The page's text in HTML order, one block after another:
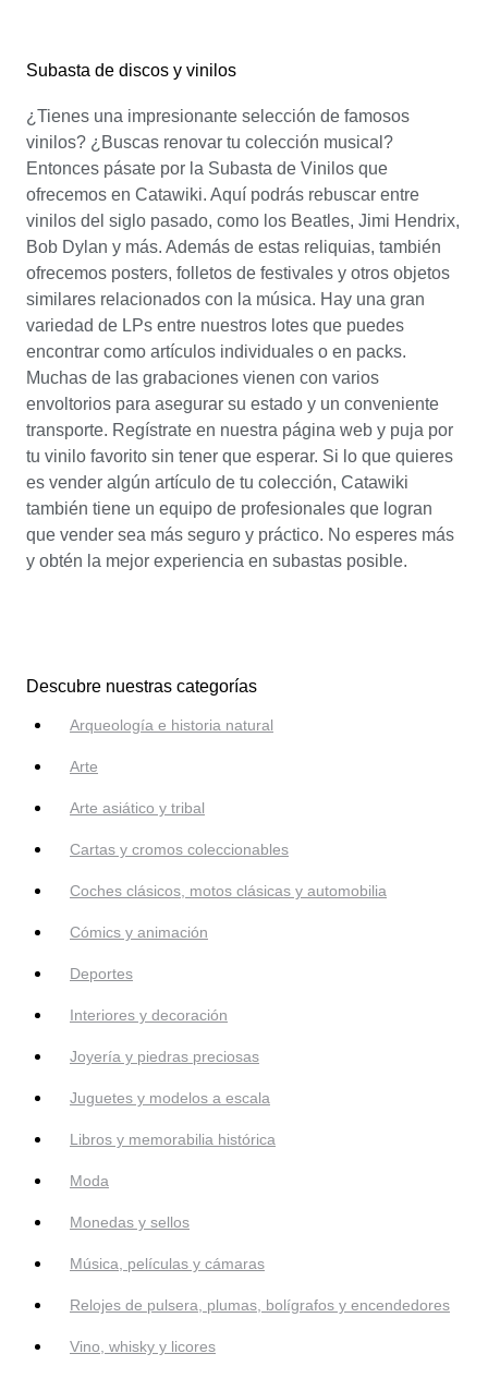
Subasta de discos y vinilos
¿Tienes una impresionante selección de famosos
vinilos? ¿Buscas renovar tu colección musical?
Entonces pásate por la Subasta de Vinilos que
ofrecemos en Catawiki. Aquí podrás rebuscar entre
vinilos del siglo pasado, como los Beatles, Jimi Hendrix,
Bob Dylan y más. Además de estas reliquias, también
ofrecemos posters, folletos de festivales y otros objetos
similares relacionados con la música. Hay una gran
variedad de LPs entre nuestros lotes que puedes
encontrar como artículos individuales o en packs.
Muchas de las grabaciones vienen con varios
envoltorios para asegurar su estado y un conveniente
transporte. Regístrate en nuestra página web y puja por
tu vinilo favorito sin tener que esperar. Si lo que quieres
es vender algún artículo de tu colección, Catawiki
también tiene un equipo de profesionales que logran
que vender sea más seguro y práctico. No esperes más
y obtén la mejor experiencia en subastas posible.
Descubre nuestras categorías
Arqueología e historia natural
Arte
Arte asiático y tribal
Cartas y cromos coleccionables
Coches clásicos, motos clásicas y automobilia
Cómics y animación
Deportes
Interiores y decoración
Joyería y piedras preciosas
Juguetes y modelos a escala
Libros y memorabilia histórica
Moda
Monedas y sellos
Música, películas y cámaras
Relojes de pulsera, plumas, bolígrafos y encendedores
Vino, whisky y licores